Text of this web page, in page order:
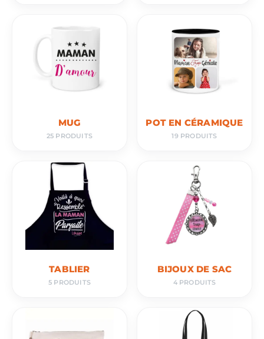
MUG
25 PRODUITS
POT EN CÉRAMIQUE
19 PRODUITS
TABLIER
5 PRODUITS
BIJOUX DE SAC
4 PRODUITS